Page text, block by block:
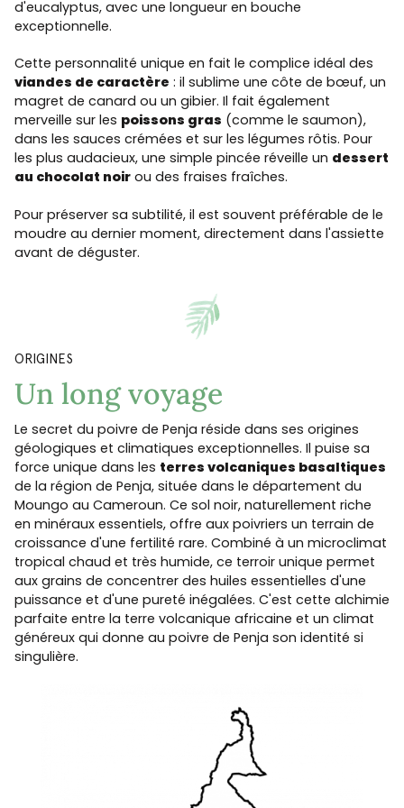
d'eucalyptus, avec une longueur en bouche
exceptionnelle.
Cette personnalité unique en fait le complice idéal des
viandes de caractère : il sublime une côte de bœuf, un
magret de canard ou un gibier. Il fait également
merveille sur les poissons gras (comme le saumon),
dans les sauces crémées et sur les légumes rôtis. Pour
les plus audacieux, une simple pincée réveille un dessert
au chocolat noir ou des fraises fraîches.
Pour préserver sa subtilité, il est souvent préférable de le
moudre au dernier moment, directement dans l'assiette
avant de déguster.
ORIGINES
Un long voyage
Le secret du poivre de Penja réside dans ses origines
géologiques et climatiques exceptionnelles. Il puise sa
force unique dans les terres volcaniques basaltiques
de la région de Penja, située dans le département du
Moungo au Cameroun. Ce sol noir, naturellement riche
en minéraux essentiels, offre aux poivriers un terrain de
croissance d'une fertilité rare. Combiné à un microclimat
tropical chaud et très humide, ce terroir unique permet
aux grains de concentrer des huiles essentielles d'une
puissance et d'une pureté inégalées. C'est cette alchimie
parfaite entre la terre volcanique africaine et un climat
généreux qui donne au poivre de Penja son identité si
singulière.